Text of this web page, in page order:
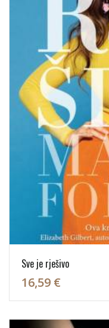
Sve je rješivo
16,59 €